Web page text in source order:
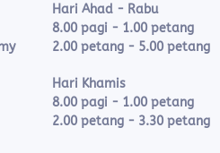
Hari Ahad - Rabu
8.00 pagi - 1.00 petang
2.00 petang - 5.00 petang
Hari Khamis
8.00 pagi - 1.00 petang
2.00 petang - 3.30 petang